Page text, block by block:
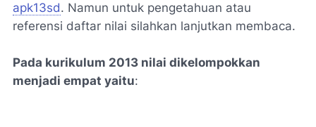
apk13sd. Namun untuk pengetahuan atau
referensi daftar nilai silahkan lanjutkan membaca.
Pada kurikulum 2013 nilai dikelompokkan
menjadi empat yaitu: